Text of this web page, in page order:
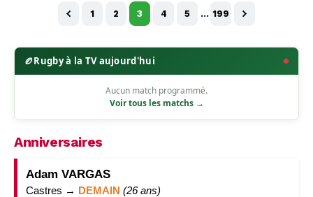
1 2 3 4 5 … 199
🏉Rugby à la TV aujourd'hui
Aucun match programmé.
Voir tous les matchs →
Anniversaires
Adam VARGAS
Castres → DEMAIN (26 ans)